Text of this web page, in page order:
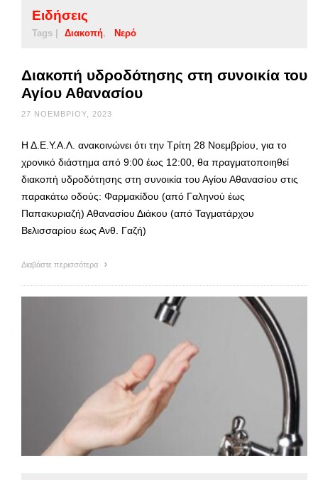
Ειδήσεις
Tags | Διακοπή Νερό
Διακοπή υδροδότησης στη συνοικία του
Αγίου Αθανασίου
27 ΝΟΕΜΒΡΊΟΥ, 2023
Η Δ.Ε.Υ.Α.Λ. ανακοινώνει ότι την Τρίτη 28 Νοεμβρίου, για το
χρονικό διάστημα από 9:00 έως 12:00, θα πραγματοποιηθεί
διακοπή υδροδότησης στη συνοικία του Αγίου Αθανασίου στις
παρακάτω οδούς: Φαρμακίδου (από Γαληνού έως
Παπακυριαζή) Αθανασίου Διάκου (από Ταγματάρχου
Βελισσαρίου έως Ανθ. Γαζή)
Διαβάστε περισσότερα